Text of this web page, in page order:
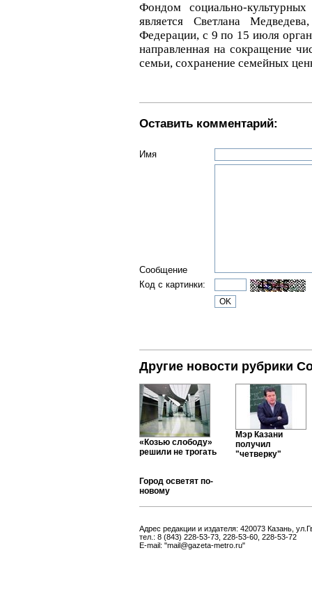
Фондом социально-
является Светлана
Федерации, с 9 по 15 июля
направленная на сокращение
семьи, сохранение семейных
Оставить комментарий:
Имя
Сообщение
Код с картинки:
Другие новости рубрики
«Козью слободу»
решили не трогать
Мэр Казани
получил
"четверку"
Город осветят по-
новому
Адрес редакции и издателя: 420073 Казань,
тел.: 8 (843) 228-53-73, 228-53-60, 228-53-72
E-mail: "mail@gazeta-metro.ru"